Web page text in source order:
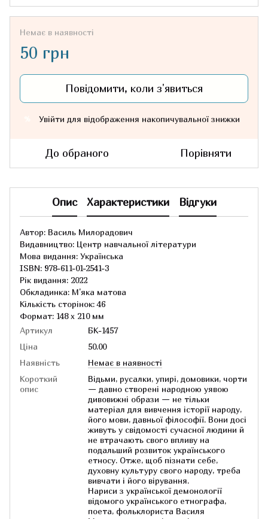
Немає в наявності
50 грн
Повідомити, коли з'явиться
Увійти для відображення накопичувальної знижки
До обраного Порівняти
Опис Характеристики Відгуки
Автор: Василь Милорадович
Видавництво: Центр навчальної літератури
Мова видання: Українська
ISBN: 978-611-01-2541-3
Рік видання: 2022
Обкладинка: М'яка матова
Кількість сторінок: 46
Формат: 148 x 210 мм
Артикул
БК-1457
Ціна
50.00
Наявність
Немає в наявності
Короткий
опис
Відьми, русалки, упирі, домовики, чорти
— давно створені народною уявою
дивовижні образи — не тільки
матеріал для вивчення історії народу,
його мови, давньої філософії. Вони досі
живуть у свідомості сучасної людини й
не втрачають свого впливу на
подальший розвиток українського
етносу. Отже, щоб пізнати себе,
духовну культуру свого народу, треба
вивчати і його вірування.
Нариси з української демонології
відомого українського етнографа,
поета, фольклориста Василя